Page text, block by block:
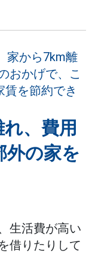
、費用
外の家を
生活費が高い
借りたりして